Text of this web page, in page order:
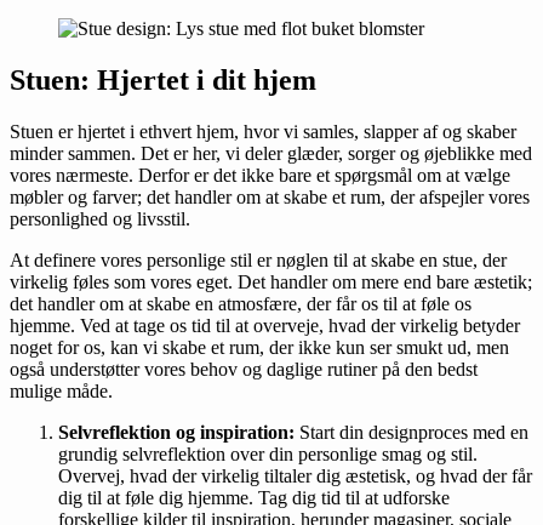
Stuen: Hjertet i dit hjem
Stuen er hjertet i ethvert hjem, hvor vi samles, slapper af og skaber
minder sammen. Det er her, vi deler glæder, sorger og øjeblikke med
vores nærmeste. Derfor er det ikke bare et spørgsmål om at vælge
møbler og farver; det handler om at skabe et rum, der afspejler vores
personlighed og livsstil.
At definere vores personlige stil er nøglen til at skabe en stue, der
virkelig føles som vores eget. Det handler om mere end bare æstetik;
det handler om at skabe en atmosfære, der får os til at føle os
hjemme. Ved at tage os tid til at overveje, hvad der virkelig betyder
noget for os, kan vi skabe et rum, der ikke kun ser smukt ud, men
også understøtter vores behov og daglige rutiner på den bedst
mulige måde.
Selvreflektion og inspiration: Start din designproces med en
grundig selvreflektion over din personlige smag og stil.
Overvej, hvad der virkelig tiltaler dig æstetisk, og hvad der får
dig til at føle dig hjemme. Tag dig tid til at udforske
forskellige kilder til inspiration, herunder magasiner, sociale